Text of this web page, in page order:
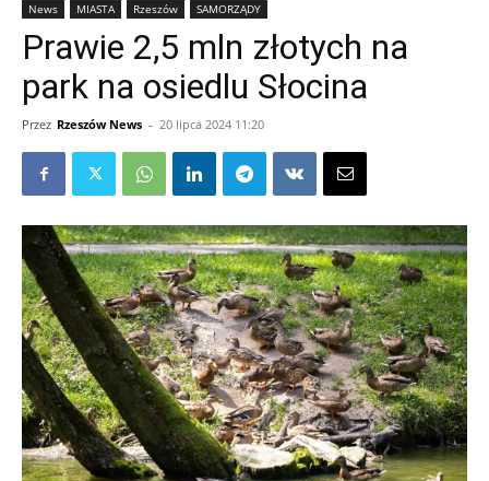
News MIASTA Rzeszów SAMORZĄDY
Prawie 2,5 mln złotych na
park na osiedlu Słocina
Przez Rzeszów News - 20 lipca 2024 11:20